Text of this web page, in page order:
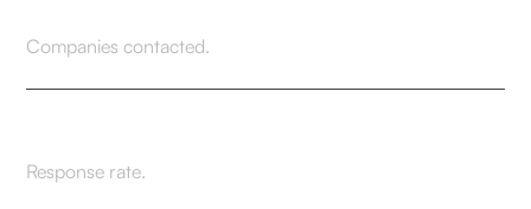
Companies contacted.
Response rate.